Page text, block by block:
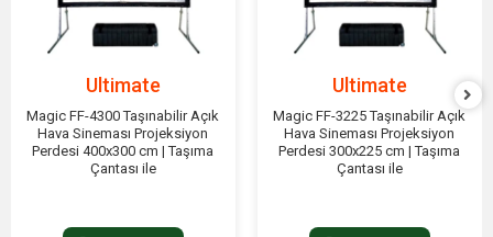
Ultimate
Magic FF-4300 Taşınabilir Açık
Hava Sineması Projeksiyon
Perdesi 400x300 cm | Taşıma
Çantası ile
Ultimate
Magic FF-3225 Taşınabilir Açık
Hava Sineması Projeksiyon
Perdesi 300x225 cm | Taşıma
Çantası ile